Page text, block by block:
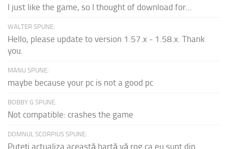
I just like the game, so I thought of download for...
WALTER SPUNE:
Hello, please update to version 1.57.x - 1.58.x. Thank
you.
MANU SPUNE:
maybe because your pc is not a good pc
BOBBY G SPUNE:
Not compatible: crashes the game
DOMNUL SCORPIUS SPUNE:
Puteți actualiza această hartă vă rog ca eu sunt din